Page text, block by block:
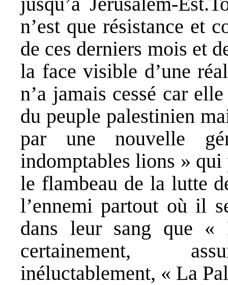
n’est que résistance et
de ces derniers mois et
la face visible d’une
n’a jamais cessé car
du peuple palestinien
par une nouvelle
indomptables lions » qui
le flambeau de la lutte
l’ennemi partout où il
dans leur sang que
certainement,
inéluctablement, « La